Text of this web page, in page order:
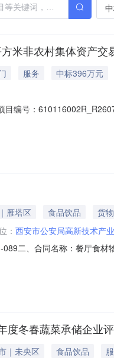
米非农村集体资产交
服务
中标396万元
目编号：
面积共计3460平方米(以实
雁塔区 食品饮品
货物
： 西安市公安局高新技术产
二、合同名称：餐厅食
101室联系方式：
度冬春蔬菜承储企业
｜未央区 食品饮品